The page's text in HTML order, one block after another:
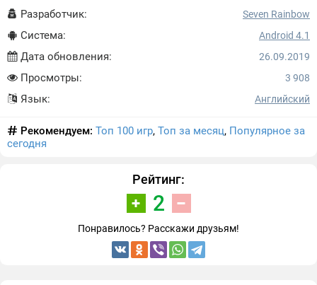
Разработчик: Seven Rainbow
Система: Android 4.1
Дата обновления: 26.09.2019
Просмотры: 3 908
Язык: Английский
Рекомендуем: Топ 100 игр, Топ за месяц, Популярное за
сегодня
Рейтинг:
2
Понравилось? Расскажи друзьям!